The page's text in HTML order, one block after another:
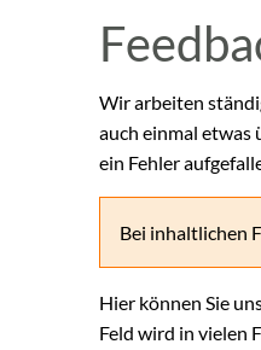
Feedback
Wir arbeiten
auch einmal etwas
ein Fehler
Bei inhaltlichen
Hier können Sie
Feld wird in vielen